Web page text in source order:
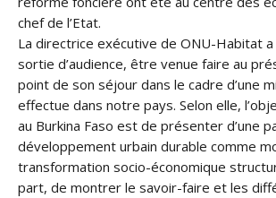
chef de l’Etat.
La directrice exécutive de ONU-Habitat a
sortie d’audience, être venue faire au
point de son séjour dans le cadre d’une
effectue dans notre pays. Selon elle,
au Burkina Faso est de présenter d’une
développement urbain durable comme
transformation socio-économique
part, de montrer le savoir-faire et les